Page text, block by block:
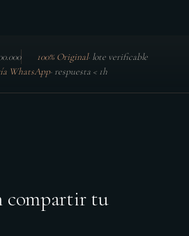
100% Original· lote verificable
WhatsApp· respuesta < 1h
compartir tu